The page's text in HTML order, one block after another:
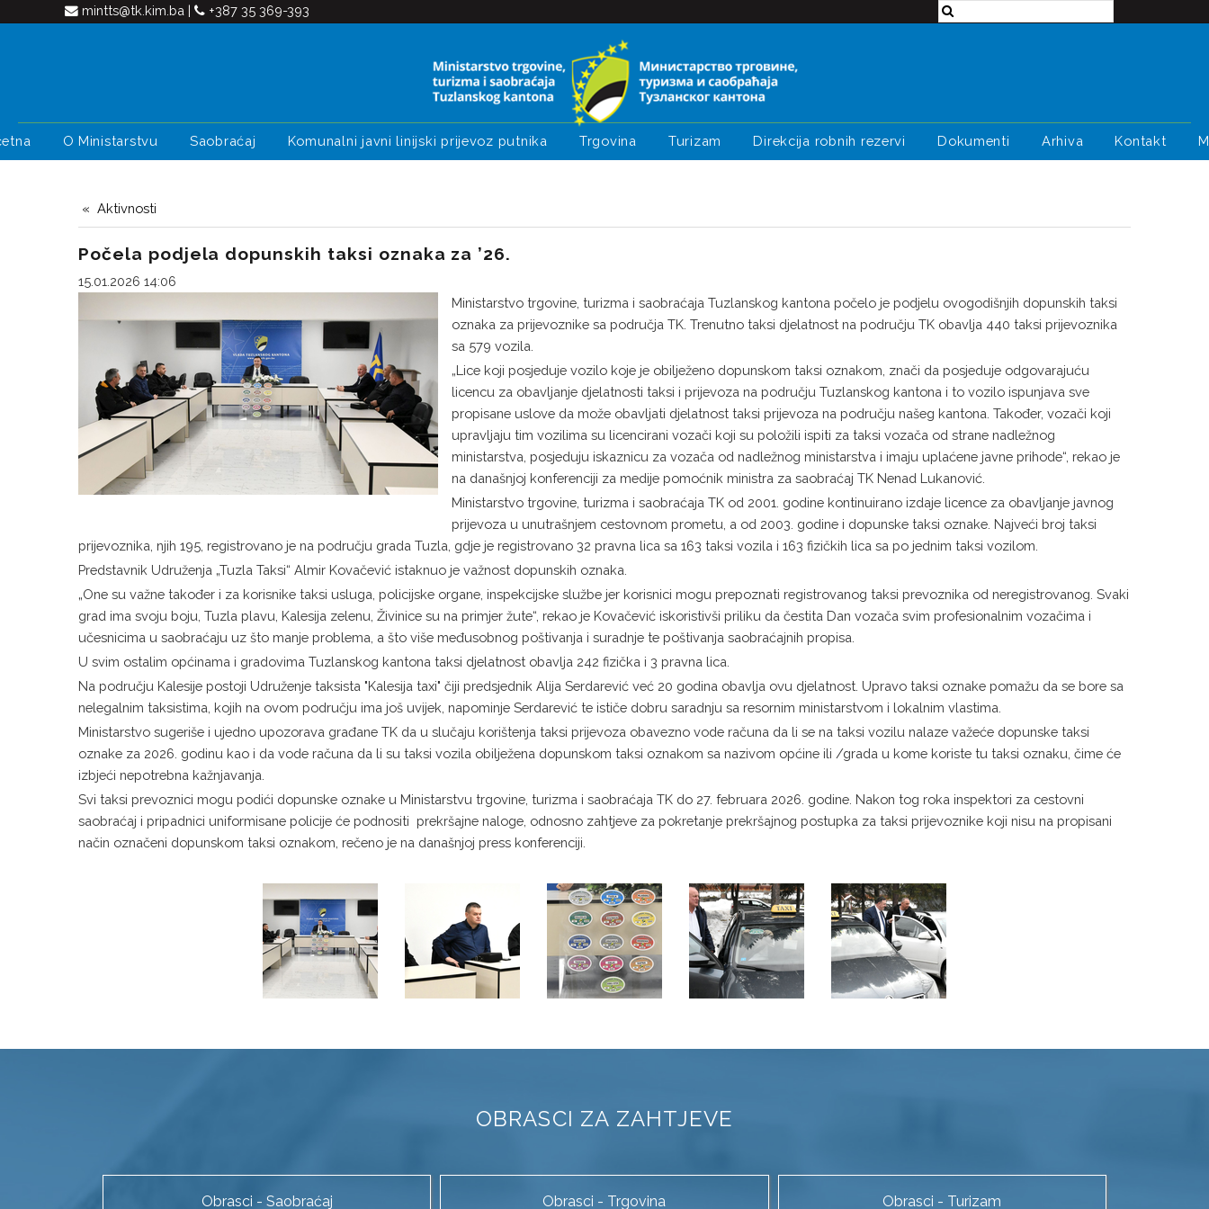
mintts@tk.kim.ba | +387 35 369-393
O Ministarstvu Saobraćaj Komunalni javni linijski prijevoz putnika Trgovina Turizam Direkcija robnih rezervi Dokumenti Arhiva Kontakt
Aktivnosti
Počela podjela dopunskih taksi oznaka za ’26.
15.01.2026 14:06
Ministarstvo trgovine, turizma i saobraćaja Tuzlanskog kantona počelo je podjelu ovogodišnjih dopunskih taksi
oznaka za prijevoznike sa područja TK. Trenutno taksi djelatnost na području TK obavlja 440 taksi prijevoznika
sa 579 vozila.
„Lice koji posjeduje vozilo koje je obilježeno dopunskom taksi oznakom, znači da posjeduje odgovarajuću
licencu za obavljanje djelatnosti taksi i prijevoza na području Tuzlanskog kantona i to vozilo ispunjava sve
propisane uslove da može obavljati djelatnost taksi prijevoza na području našeg kantona. Također, vozači koji
upravljaju tim vozilima su licencirani vozači koji su položili ispiti za taksi vozača od strane nadležnog
ministarstva, posjeduju iskaznicu za vozača od nadležnog ministarstva i imaju uplaćene javne prihode“, rekao je
na današnjoj konferenciji za medije pomoćnik ministra za saobraćaj TK Nenad Lukanović.
Ministarstvo trgovine, turizma i saobraćaja TK od 2001. godine kontinuirano izdaje licence za obavljanje javnog
prijevoza u unutrašnjem cestovnom prometu, a od 2003. godine i dopunske taksi oznake. Najveći broj taksi
prijevoznika, njih 195, registrovano je na području grada Tuzla, gdje je registrovano 32 pravna lica sa 163 taksi vozila i 163 fizičkih lica sa po jednim taksi vozilom.
Predstavnik Udruženja „Tuzla Taksi“ Almir Kovačević istaknuo je važnost dopunskih oznaka.
„One su važne također i za korisnike taksi usluga, policijske organe, inspekcijske službe jer korisnici mogu prepoznati registrovanog taksi prevoznika od neregistrovanog. Svaki
grad ima svoju boju, Tuzla plavu, Kalesija zelenu, Živinice su na primjer žute“, rekao je Kovačević iskoristivši priliku da čestita Dan vozača svim profesionalnim vozačima i
učesnicima u saobraćaju uz što manje problema, a što više međusobnog poštivanja i suradnje te poštivanja saobraćajnih propisa.
U svim ostalim općinama i gradovima Tuzlanskog kantona taksi djelatnost obavlja 242 fizička i 3 pravna lica.
Na području Kalesije postoji Udruženje taksista "Kalesija taxi" čiji predsjednik Alija Serdarević već 20 godina obavlja ovu djelatnost. Upravo taksi oznake pomažu da se bore sa
nelegalnim taksistima, kojih na ovom području ima još uvijek, napominje Serdarević te ističe dobru saradnju sa resornim ministarstvom i lokalnim vlastima.
Ministarstvo sugeriše i ujedno upozorava građane TK da u slučaju korištenja taksi prijevoza obavezno vode računa da li se na taksi vozilu nalaze važeće dopunske taksi
oznake za 2026. godinu kao i da vode računa da li su taksi vozila obilježena dopunskom taksi oznakom sa nazivom općine ili /grada u kome koriste tu taksi oznaku, čime će
izbjeći nepotrebna kažnjavanja.
Svi taksi prevoznici mogu podići dopunske oznake u Ministarstvu trgovine, turizma i saobraćaja TK do 27. februara 2026. godine. Nakon tog roka inspektori za cestovni
saobraćaj i pripadnici uniformisane policije će podnositi prekršajne naloge, odnosno zahtjeve za pokretanje prekršajnog postupka za taksi prijevoznike koji nisu na propisani
način označeni dopunskom taksi oznakom, rečeno je na današnjoj press konferenciji.
OBRASCI ZA ZAHTJEVE
Obrasci - Saobraćaj Obrasci - Trgovina Obrasci - Turizam